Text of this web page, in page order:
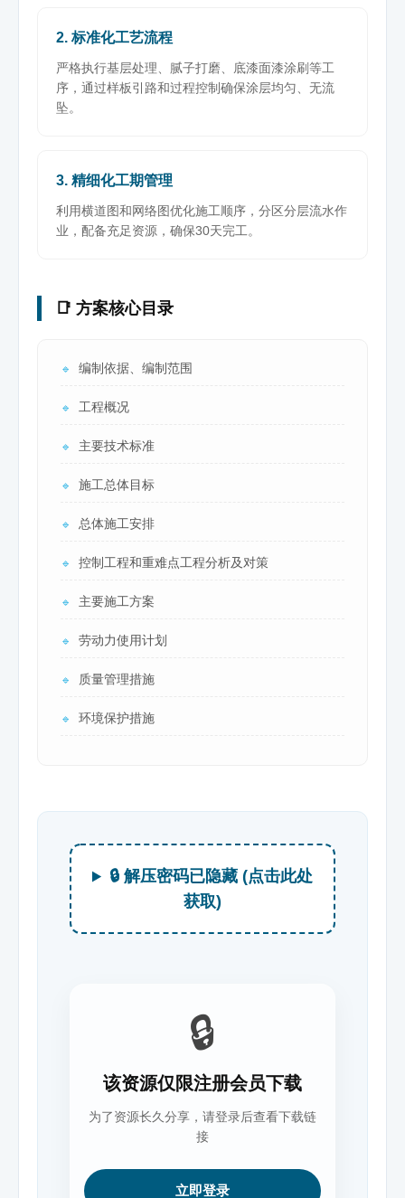
2. 标准化工艺流程
严格执行基层处理、腻子打磨、底漆面漆涂刷等工
序，通过样板引路和过程控制确保涂层均匀、无流
坠。
3. 精细化工期管理
利用横道图和网络图优化施工顺序，分区分层流水作
业，配备充足资源，确保30天完工。
📑 方案核心目录
🔹 编制依据、编制范围
🔹 工程概况
🔹 主要技术标准
🔹 施工总体目标
🔹 总体施工安排
🔹 控制工程和重难点工程分析及对策
🔹 主要施工方案
🔹 劳动力使用计划
🔹 质量管理措施
🔹 环境保护措施
🔒 解压密码已隐藏 (点击此处
获取)
🔒
该资源仅限注册会员下载
为了资源长久分享，请登录后查看下载链
接
立即登录